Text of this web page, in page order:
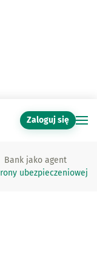
Zaloguj się
Bank jako agent
ubezpieczeniowej